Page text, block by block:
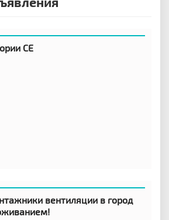
CE
вентиляции в город